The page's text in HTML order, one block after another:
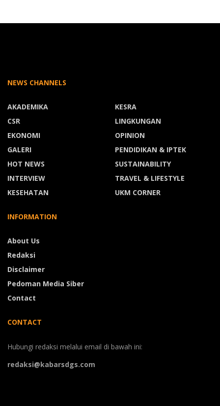
NEWS CHANNELS
AKADEMIKA
CSR
EKONOMI
GALERI
HOT NEWS
INTERVIEW
KESEHATAN
KESRA
LINGKUNGAN
OPINION
PENDIDIKAN & IPTEK
SUSTAINABILITY
TRAVEL & LIFESTYLE
UKM CORNER
INFORMATION
About Us
Redaksi
Disclaimer
Pedoman Media Siber
Contact
CONTACT
Hubungi redaksi melalui email di bawah ini:
redaksi@kabarsdgs.com